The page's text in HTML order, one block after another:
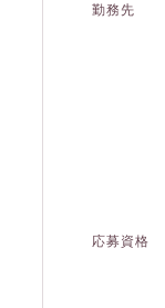
勤務先
応募資格